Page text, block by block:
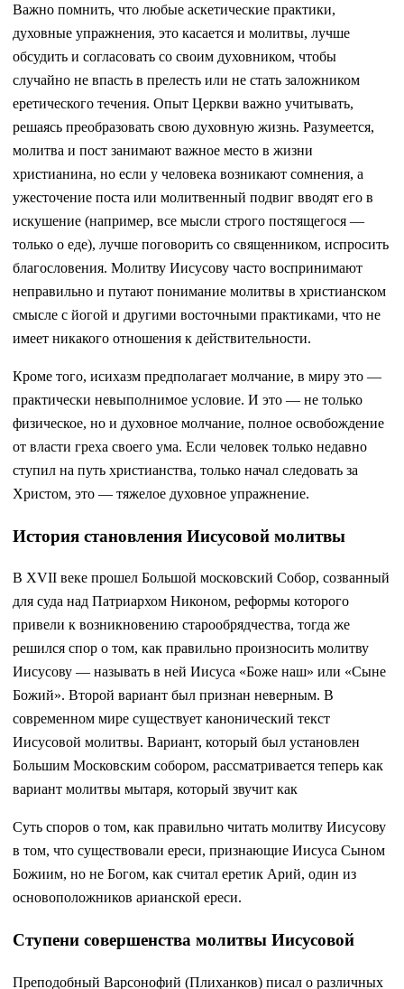
Важно помнить, что любые аскетические практики,
духовные упражнения, это касается и молитвы, лучше
обсудить и согласовать со своим духовником, чтобы
случайно не впасть в прелесть или не стать заложником
еретического течения. Опыт Церкви важно учитывать,
решаясь преобразовать свою духовную жизнь. Разумеется,
молитва и пост занимают важное место в жизни
христианина, но если у человека возникают сомнения, а
ужесточение поста или молитвенный подвиг вводят его в
искушение (например, все мысли строго постящегося —
только о еде), лучше поговорить со священником, испросить
благословения. Молитву Иисусову часто воспринимают
неправильно и путают понимание молитвы в христианском
смысле с йогой и другими восточными практиками, что не
имеет никакого отношения к действительности.
Кроме того, исихазм предполагает молчание, в миру это —
практически невыполнимое условие. И это — не только
физическое, но и духовное молчание, полное освобождение
от власти греха своего ума. Если человек только недавно
ступил на путь христианства, только начал следовать за
Христом, это — тяжелое духовное упражнение.
История становления Иисусовой молитвы
В XVII веке прошел Большой московский Собор, созванный
для суда над Патриархом Никоном, реформы которого
привели к возникновению старообрядчества, тогда же
решился спор о том, как правильно произносить молитву
Иисусову — называть в ней Иисуса «Боже наш» или «Сыне
Божий». Второй вариант был признан неверным. В
современном мире существует канонический текст
Иисусовой молитвы. Вариант, который был установлен
Большим Московским собором, рассматривается теперь как
вариант молитвы мытаря, который звучит как
Суть споров о том, как правильно читать молитву Иисусову
в том, что существовали ереси, признающие Иисуса Сыном
Божиим, но не Богом, как считал еретик Арий, один из
основоположников арианской ереси.
Ступени совершенства молитвы Иисусовой
Преподобный Варсонофий (Плиханков) писал о различных